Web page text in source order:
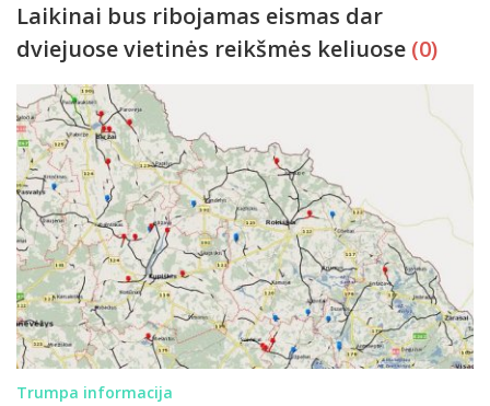
Laikinai bus ribojamas eismas dar
dviejuose vietinės reikšmės keliuose (0)
Trumpa informacija